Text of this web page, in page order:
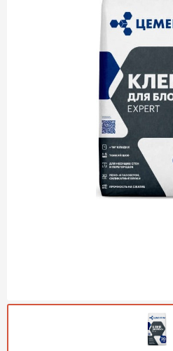
Газобетон
ПЕРЕЙТИ
Газобетон
ПЕРЕЙТИ
Газобетон
Газосиликат
Газобетон ЛСР
Газобетон Poritep
Газобетон ДСК Грас
Газобетон ВКБлок